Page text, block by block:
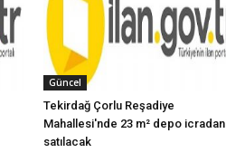
Güncel
Tekirdağ Çorlu Reşadiye
Mahallesi'nde 23 m² depo icradan
satılacak